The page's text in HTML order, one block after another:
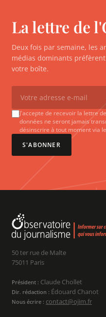
La lettre de
Deux fois par semaine, les
médias dominants
votre boîte.
J'accepte de recevoir la lettre
données ne seront jamais
désinscrire à tout moment via
S'ABONNER
50 ter rue de Malte
75011 Paris
Président : Claude Chollet
Dir. rédaction : Édouard Chanot
Nous écrire : contact@ojim.fr